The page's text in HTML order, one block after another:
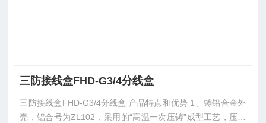
三防接线盒FHD-G3/4分线盒
三防接线盒FHD-G3/4分线盒 产品特点和优势 1、铸铝合金外
壳，铝合号为ZL102，采用的“高温一次压铸”成型工艺，压铸